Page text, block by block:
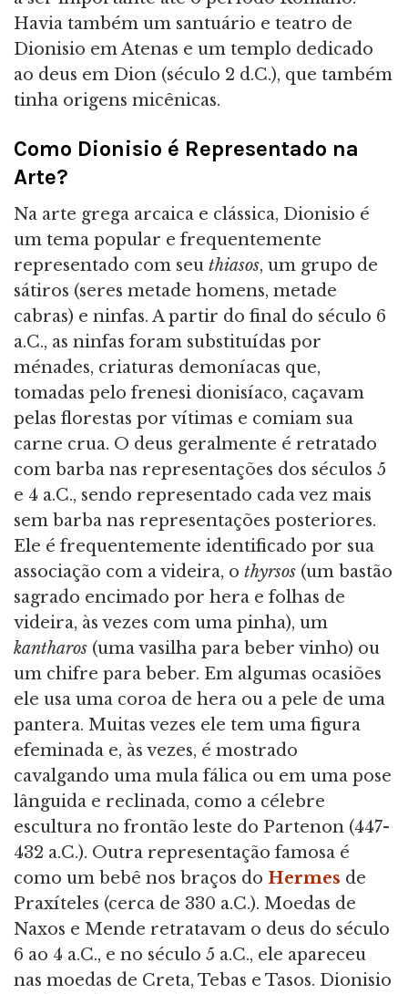
Havia também um santuário e teatro de
Dionisio em Atenas e um templo dedicado
ao deus em Dion (século 2 d.C.), que também
tinha origens micênicas.
Como Dionisio é Representado na
Arte?
Na arte grega arcaica e clássica, Dionisio é
um tema popular e frequentemente
representado com seu thiasos, um grupo de
sátiros (seres metade homens, metade
cabras) e ninfas. A partir do final do século 6
a.C., as ninfas foram substituídas por
ménades, criaturas demoníacas que,
tomadas pelo frenesi dionisíaco, caçavam
pelas florestas por vítimas e comiam sua
carne crua. O deus geralmente é retratado
com barba nas representações dos séculos 5
e 4 a.C., sendo representado cada vez mais
sem barba nas representações posteriores.
Ele é frequentemente identificado por sua
associação com a videira, o thyrsos (um bastão
sagrado encimado por hera e folhas de
videira, às vezes com uma pinha), um
kantharos (uma vasilha para beber vinho) ou
um chifre para beber. Em algumas ocasiões
ele usa uma coroa de hera ou a pele de uma
pantera. Muitas vezes ele tem uma figura
efeminada e, às vezes, é mostrado
cavalgando uma mula fálica ou em uma pose
lânguida e reclinada, como a célebre
escultura no frontão leste do Partenon (447-
432 a.C.). Outra representação famosa é
como um bebê nos braços do Hermes de
Praxíteles (cerca de 330 a.C.). Moedas de
Naxos e Mende retratavam o deus do século
6 ao 4 a.C., e no século 5 a.C., ele apareceu
nas moedas de Creta, Tebas e Tasos. Dionisio